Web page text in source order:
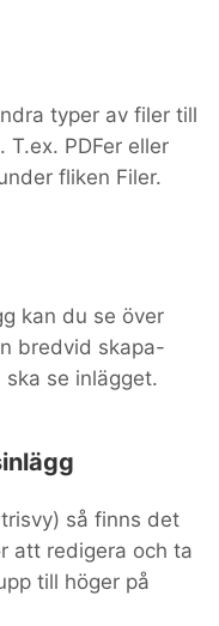
typer av filer till
PDFer eller
fliken Filer.
kan du se över
bredvid skapa-
se inlägget.
så finns det
att redigera och ta
till höger på